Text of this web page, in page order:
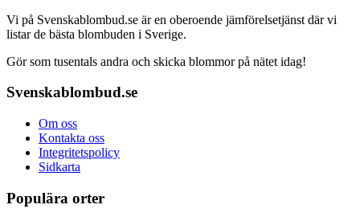
Vi på Svenskablombud.se är en oberoende jämförelsetjänst där vi
listar de bästa blombuden i Sverige.
Gör som tusentals andra och skicka blommor på nätet idag!
Svenskablombud.se
Om oss
Kontakta oss
Integritetspolicy
Sidkarta
Populära orter